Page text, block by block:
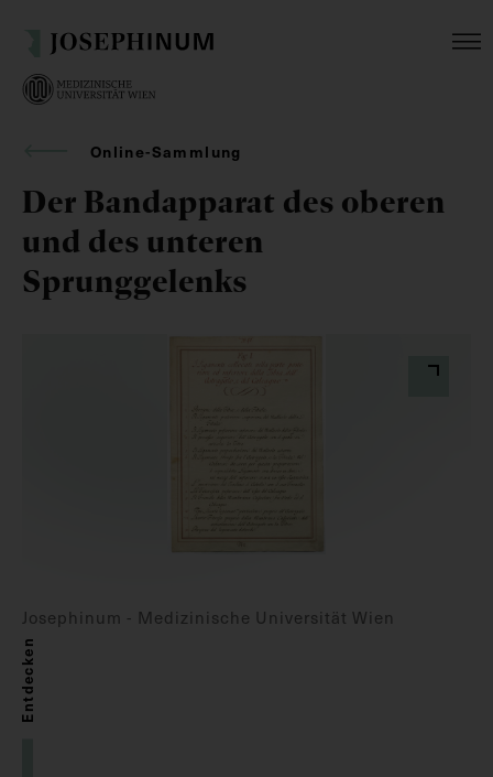
Online-Sammlung
Der Bandapparat des oberen
und des unteren
Sprunggelenks
Josephinum - Medizinische Universität Wien
Entdecken